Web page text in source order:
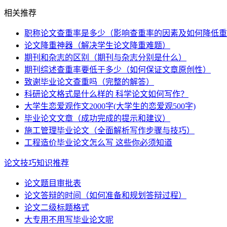
相关推荐
职称论文查重率是多少（影响查重率的因素及如何降低
论文降重神器（解决学生论文降重难题）
期刊和杂志的区别（期刊与杂志分别是什么）
期刊综述查重率要低于多少（如何保证文章原创性）
致谢毕业论文查重吗（完整的解答）
科研论文格式是什么样的 科学论文如何写作？
大学生恋爱观作文2000字(大学生的恋爱观500字)
毕业论文文章（成功完成的提示和建议）
施工管理毕业论文（全面解析写作步骤与技巧）
工程造价毕业论文怎么写 这些你必须知道
论文技巧知识推荐
论文题目审批表
论文答辩的时间（如何准备和规划答辩过程）
论文二级标题格式
大专用不用写毕业论文呢